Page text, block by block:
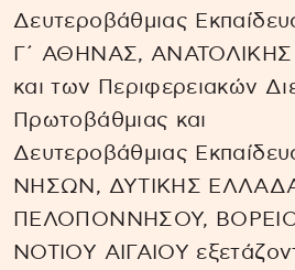
Δευτεροβάθμιας
Γ΄ ΑΘΗΝΑΣ, ΑΝΑΤΟΛΙΚΗΣ
και των Περιφερειακών
Πρωτοβάθμιας και
Δευτεροβάθμιας
ΝΗΣΩΝ, ΔΥΤΙΚΗΣ
ΠΕΛΟΠΟΝΝΗΣΟΥ,
ΝΟΤΙΟΥ ΑΙΓΑΙΟΥ